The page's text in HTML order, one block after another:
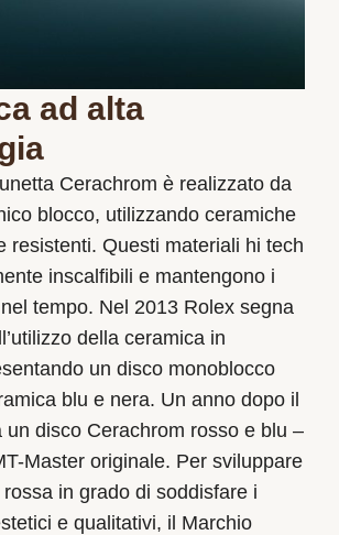
ad alta
Cerachrom è realizzato da
blocco, utilizzando ceramiche
resistenti. Questi materiali hi tech
inscalfibili e mantengono i
tempo. Nel 2013 Rolex segna
della ceramica in
un disco monoblocco
blu e nera. Un anno dopo il
un disco Cerachrom rosso e blu –
Master originale. Per sviluppare
in grado di soddisfare i
e qualitativi, il Marchio